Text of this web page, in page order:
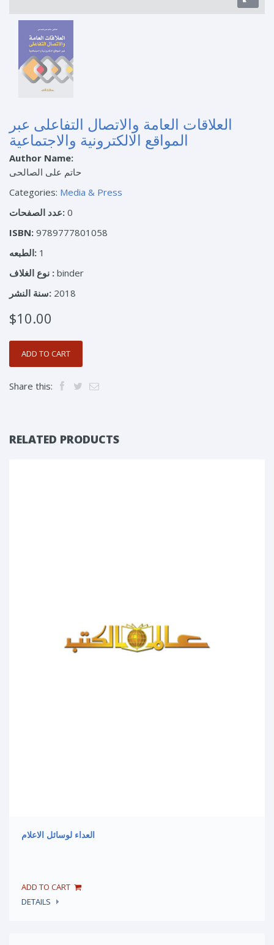
العلاقات العامة والاتصال التفاعلى عبر
المواقع الالكترونية والاجتماعية
Author Name:
حاتم على الصالحى
Categories: Media & Press
عدد الصفحات: 0
ISBN: 9789777801058
الطبعه: 1
نوع الغلاف : binder
سنة النشر: 2018
$10.00
Share this:
RELATED PRODUCTS
العداء لوسائل الاعلام
DETAILS